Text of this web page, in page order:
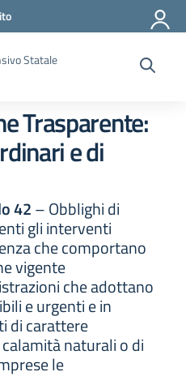
Statale
Trasparente:
e di
42– Obblighi di
gli interventi
che comportano
vigente
che adottano
e urgenti e in
di carattere
naturali o di
le